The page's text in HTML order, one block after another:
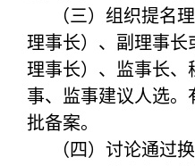
（三）组织提名
理事长）、副理事长
理事长）、监事长、
事、监事建议人选。
批备案。
（四）讨论通过